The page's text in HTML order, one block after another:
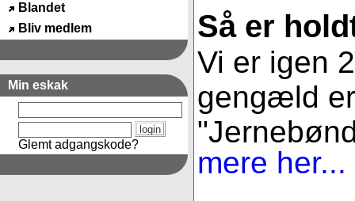
Blandet
Bliv medlem
Min eskak
Glemt adgangskode?
Så er
Vi er igen
gengæld
mere her...